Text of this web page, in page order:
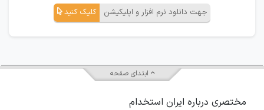
جهت دانلود نرم افزار و اپلیکیشن کلیک کنید
ابتدای صفحه
مختصری درباره ایران استخدام